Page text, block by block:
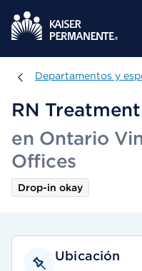
Departamentos y
Departamentos y
RN
en Ontario
Offices
Drop-in okay
Ubicación